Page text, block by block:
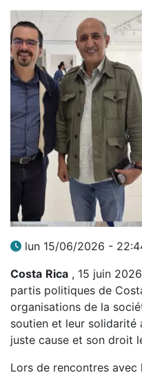
lun 15/06/2026 -
Costa Rica , 15 juin
partis politiques de
organisations de la
soutien et leur solidarité
juste cause et son droit
Lors de rencontres